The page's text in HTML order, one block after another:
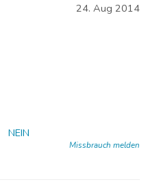
24. Aug 2014
NEIN
Missbrauch melden